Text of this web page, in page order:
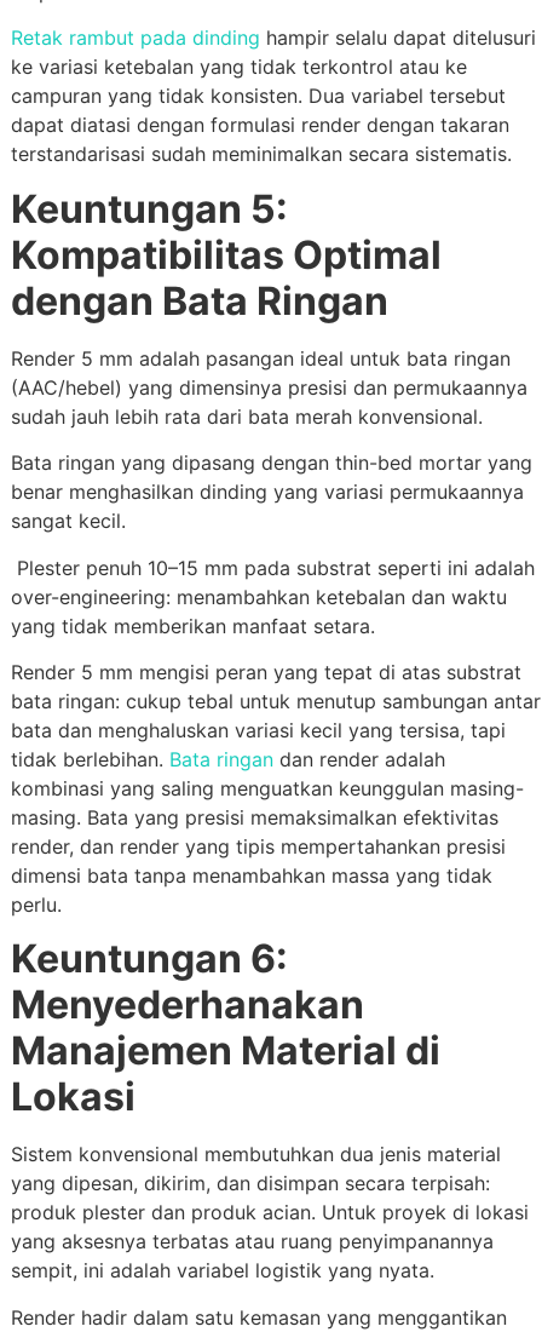
Retak rambut pada dinding hampir selalu dapat ditelusuri
ke variasi ketebalan yang tidak terkontrol atau ke
campuran yang tidak konsisten. Dua variabel tersebut
dapat diatasi dengan formulasi render dengan takaran
terstandarisasi sudah meminimalkan secara sistematis.
Keuntungan 5:
Kompatibilitas Optimal
dengan Bata Ringan
Render 5 mm adalah pasangan ideal untuk bata ringan
(AAC/hebel) yang dimensinya presisi dan permukaannya
sudah jauh lebih rata dari bata merah konvensional.
Bata ringan yang dipasang dengan thin-bed mortar yang
benar menghasilkan dinding yang variasi permukaannya
sangat kecil.
Plester penuh 10–15 mm pada substrat seperti ini adalah
over-engineering: menambahkan ketebalan dan waktu
yang tidak memberikan manfaat setara.
Render 5 mm mengisi peran yang tepat di atas substrat
bata ringan: cukup tebal untuk menutup sambungan antar
bata dan menghaluskan variasi kecil yang tersisa, tapi
tidak berlebihan. Bata ringan dan render adalah
kombinasi yang saling menguatkan keunggulan masing-
masing. Bata yang presisi memaksimalkan efektivitas
render, dan render yang tipis mempertahankan presisi
dimensi bata tanpa menambahkan massa yang tidak
perlu.
Keuntungan 6:
Menyederhanakan
Manajemen Material di
Lokasi
Sistem konvensional membutuhkan dua jenis material
yang dipesan, dikirim, dan disimpan secara terpisah:
produk plester dan produk acian. Untuk proyek di lokasi
yang aksesnya terbatas atau ruang penyimpanannya
sempit, ini adalah variabel logistik yang nyata.
Render hadir dalam satu kemasan yang menggantikan